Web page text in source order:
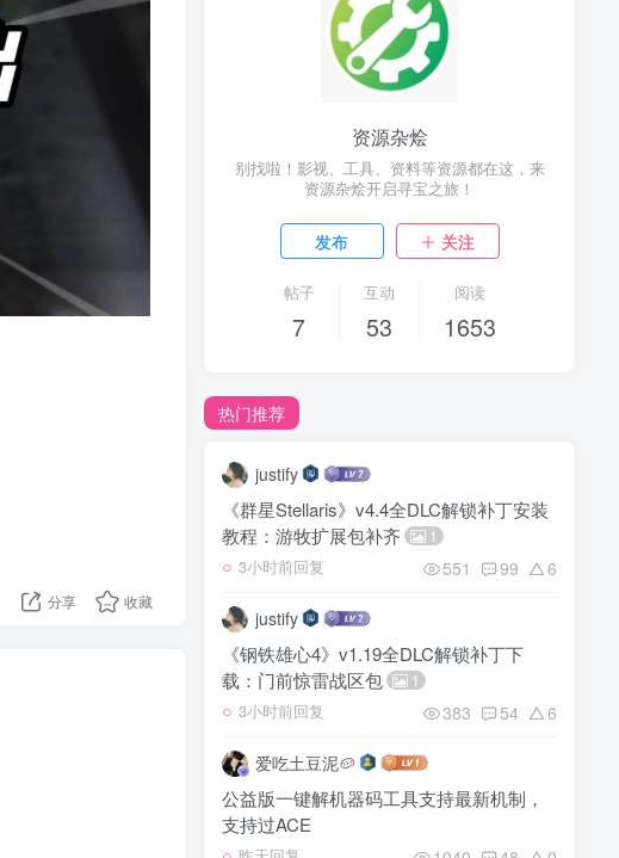
分享 收藏
资源杂烩
别找啦！影视、工具、资料等资源都在这，来
资源杂烩开启寻宝之旅！
发布 关注
帖子
7
互动
53
阅读
1653
热门推荐
justify
《群星Stellaris》v4.4全DLC解锁补丁安装
教程：游牧扩展包补齐
1
3小时前回复 551 99 6
justify
《钢铁雄心4》v1.19全DLC解锁补丁下
载：门前惊雷战区包
1
3小时前回复 383 54 6
爱吃土豆泥🥔
公益版一键解机器码工具支持最新机制，
支持过ACE